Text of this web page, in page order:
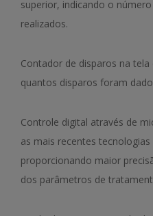
superior, indicando o
realizados.
Contador de disparos na
quantos disparos foram
Controle digital através de
as mais recentes
proporcionando maior
dos parâmetros de